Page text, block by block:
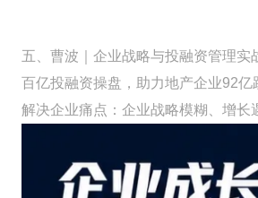
五、曹波｜企业战略与投融资管理实
百亿投融资操盘，助力地产企业92亿
解决企业痛点：企业战略模糊、增